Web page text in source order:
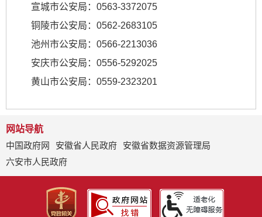
宣城市公安局：0563-3372075
铜陵市公安局：0562-2683105
池州市公安局：0566-2213036
安庆市公安局：0556-5292025
黄山市公安局：0559-2323201
网站导航
中国政府网
安徽省人民政府
安徽省数据资源管理局
六安市人民政府